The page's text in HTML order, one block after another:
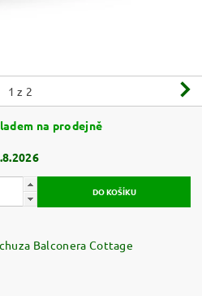
1 z 2
na prodejně
Balconera Cottage